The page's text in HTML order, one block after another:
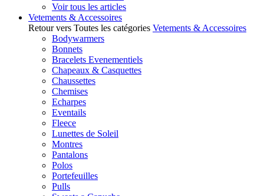
Voir tous les articles
Vetements & Accessoires
Retour vers Toutes les catégories Vetements & Accessoires
Bodywarmers
Bonnets
Bracelets Evenementiels
Chapeaux & Casquettes
Chaussettes
Chemises
Echarpes
Eventails
Fleece
Lunettes de Soleil
Montres
Pantalons
Polos
Portefeuilles
Pulls